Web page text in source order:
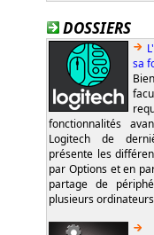
DOSSIERS
sa
fonctionnalités
Logitech de
présente les
par Options et en
partage de
plusieurs